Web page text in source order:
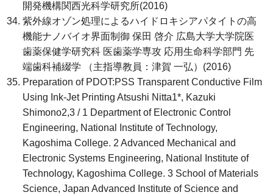
開発機構関西光科学研究所(2016)
紫外線オゾン処理によるハイドロキシアパタイトの高
機能ナノバイオ界面制御 保田 啓介 広島大学大学院医
歯薬保健学研究科 医歯薬学専攻 応用生命科学部門 先
端歯科補綴学 （主指導教員：津賀 一弘）(2016)
Preparation of PDOT:PSS Transparent Conductive Film
Using Ink-Jet Printing Atsushi Nitta1*, Kazuki
Shimono2,3 / 1 Department of Electronic Control
Engineering, National Institute of Technology,
Kagoshima College. 2 Advanced Mechanical and
Electronic Systems Engineering, National Institute of
Technology, Kagoshima College. 3 School of Materials
Science, Japan Advanced Institute of Science and